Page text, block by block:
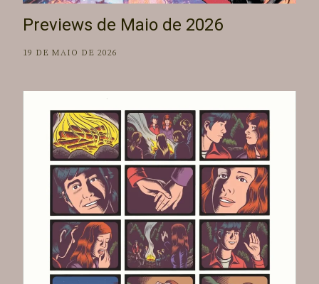
Previews de Maio de 2026
19 DE MAIO DE 2026